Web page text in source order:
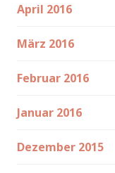
April 2016
März 2016
Februar 2016
Januar 2016
Dezember 2015